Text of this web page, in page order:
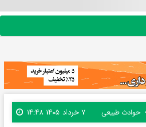
حوادث طبیعی ۷ خرداد ۱۴۰۵ ۱۴:۴۸